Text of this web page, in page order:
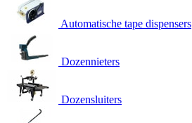
Automatische tape dispensers
Dozennieters
Dozensluiters